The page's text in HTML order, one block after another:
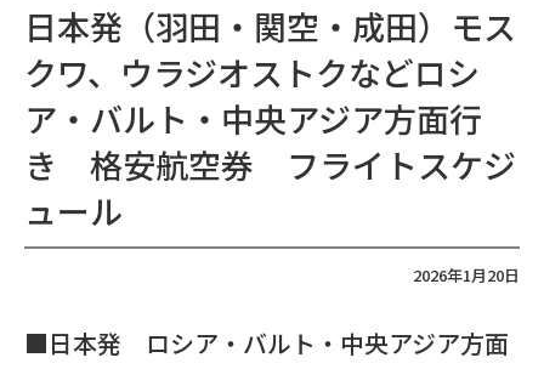
日本発（羽田・関空・成田）モス
クワ、ウラジオストクなどロシ
ア・バルト・中央アジア方面行
き 格安航空券 フライトスケジ
ュール
2026年1月20日
■日本発 ロシア・バルト・中央アジア方面